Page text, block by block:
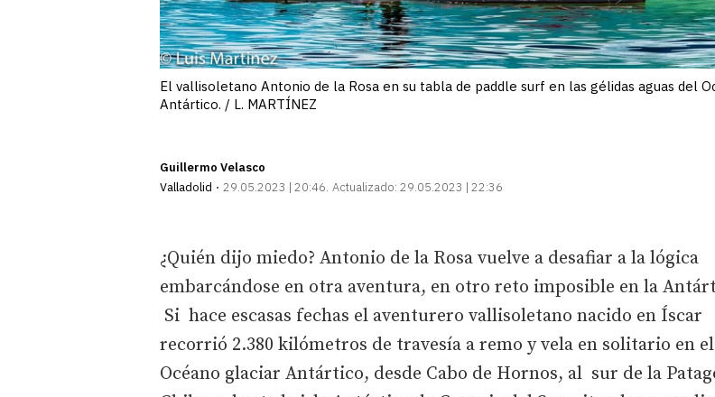
El vallisoletano Antonio de la Rosa en su tabla de paddle surf en las gélidas aguas del
Antártico. / L. MARTÍNEZ
Guillermo Velasco
Valladolid
29.05.2023 | 20:46 Actualizado: 29.05.2023 | 22:36
¿Quién dijo miedo? Antonio de la Rosa vuelve a desafiar a la lógica
embarcándose en otra aventura, en otro reto imposible en la
Si hace escasas fechas el aventurero vallisoletano nacido en Íscar
recorrió 2.380 kilómetros de travesía a remo y vela en solitario en el
Océano glaciar Antártico, desde Cabo de Hornos, al sur de la